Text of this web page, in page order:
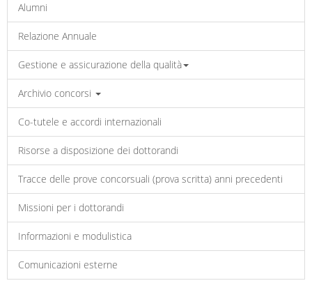
Alumni
Relazione Annuale
Gestione e assicurazione della qualità
Archivio concorsi
Co-tutele e accordi internazionali
Risorse a disposizione dei dottorandi
Tracce delle prove concorsuali (prova scritta) anni precedenti
Missioni per i dottorandi
Informazioni e modulistica
Comunicazioni esterne